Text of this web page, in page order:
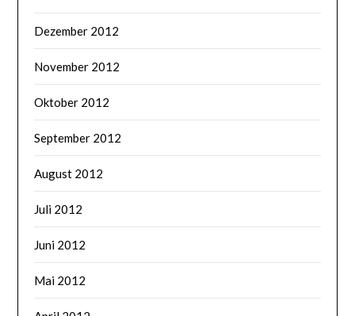
Dezember 2012
November 2012
Oktober 2012
September 2012
August 2012
Juli 2012
Juni 2012
Mai 2012